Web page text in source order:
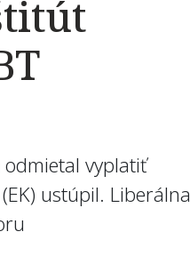
vyplatiť
ustúpil. Liberálna